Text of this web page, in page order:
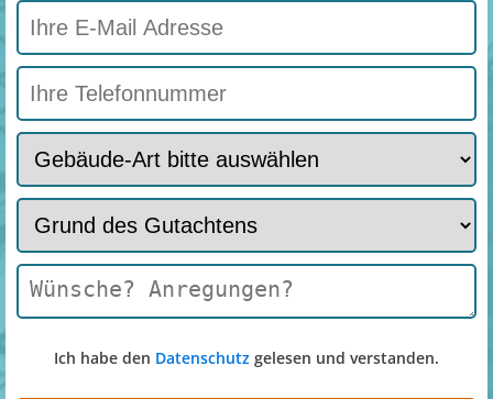
Ich habe den Datenschutz gelesen und verstanden.